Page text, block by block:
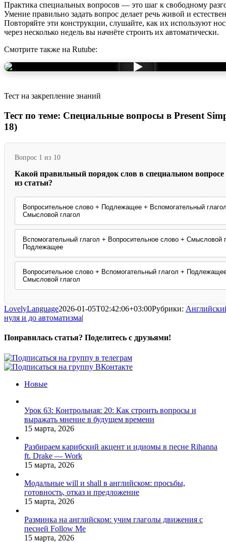
Практика специальных вопросов — это шаг к свободному
Умение правильно задать вопрос делает речь живой и
Повторяйте эти конструкции, слушайте, как их используют
через несколько недель вы начнёте строить их автоматически.
Смотрите также на Rutube:
Тест на закрепление знаний
Тест по теме: Специальные вопросы в Present
18)
Вопрос 1 из 10
Какой правильный порядок слов в специальном вопросе
из статьи?
Вопросительное слово + Подлежащее + Вспомогательный
Смысловой глагол
Вспомогательный глагол + Вопросительное слово + Смысловой
Подлежащее
Вопросительное слово + Вспомогательный глагол +
Смысловой глагол
LovelyLanguage2026-01-05T02:42:06+03:00Рубрики:
нуля и до автоматизма|
Понравилась статья? Поделитесь с друзьями!
Facebook
X
Pinterest
Vk
Новые
Урок 63: Контрольная: 20: Как строить вопросы и
выражать мнение в будущем времени
15 марта, 2026
Разбираем карибский акцент и идиомы в песне Rihanna
ft. Drake — Work
15 марта, 2026
Модальные will и shall в английском: просьбы,
готовность, отказ и предложение
15 марта, 2026
Разминка на английском: учим глаголы движения с
песней Follow Me
15 марта, 2026